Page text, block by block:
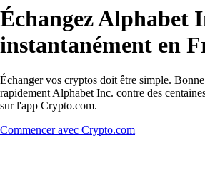
Échangez Alphabet
instantanément en
Échanger vos cryptos doit être simple.
rapidement Alphabet Inc. contre des
sur l'app Crypto.com.
Commencer avec Crypto.com